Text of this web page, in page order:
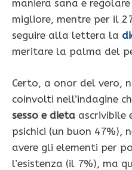
maniera sana e
migliore, mentre per il
seguire alla lettera la
meritare la palma del
Certo, a onor del vero,
coinvolti nell’indagine
sesso e dieta ascrivibile
psichici (un buon 47%),
avere gli elementi per
l’esistenza (il 7%), ma